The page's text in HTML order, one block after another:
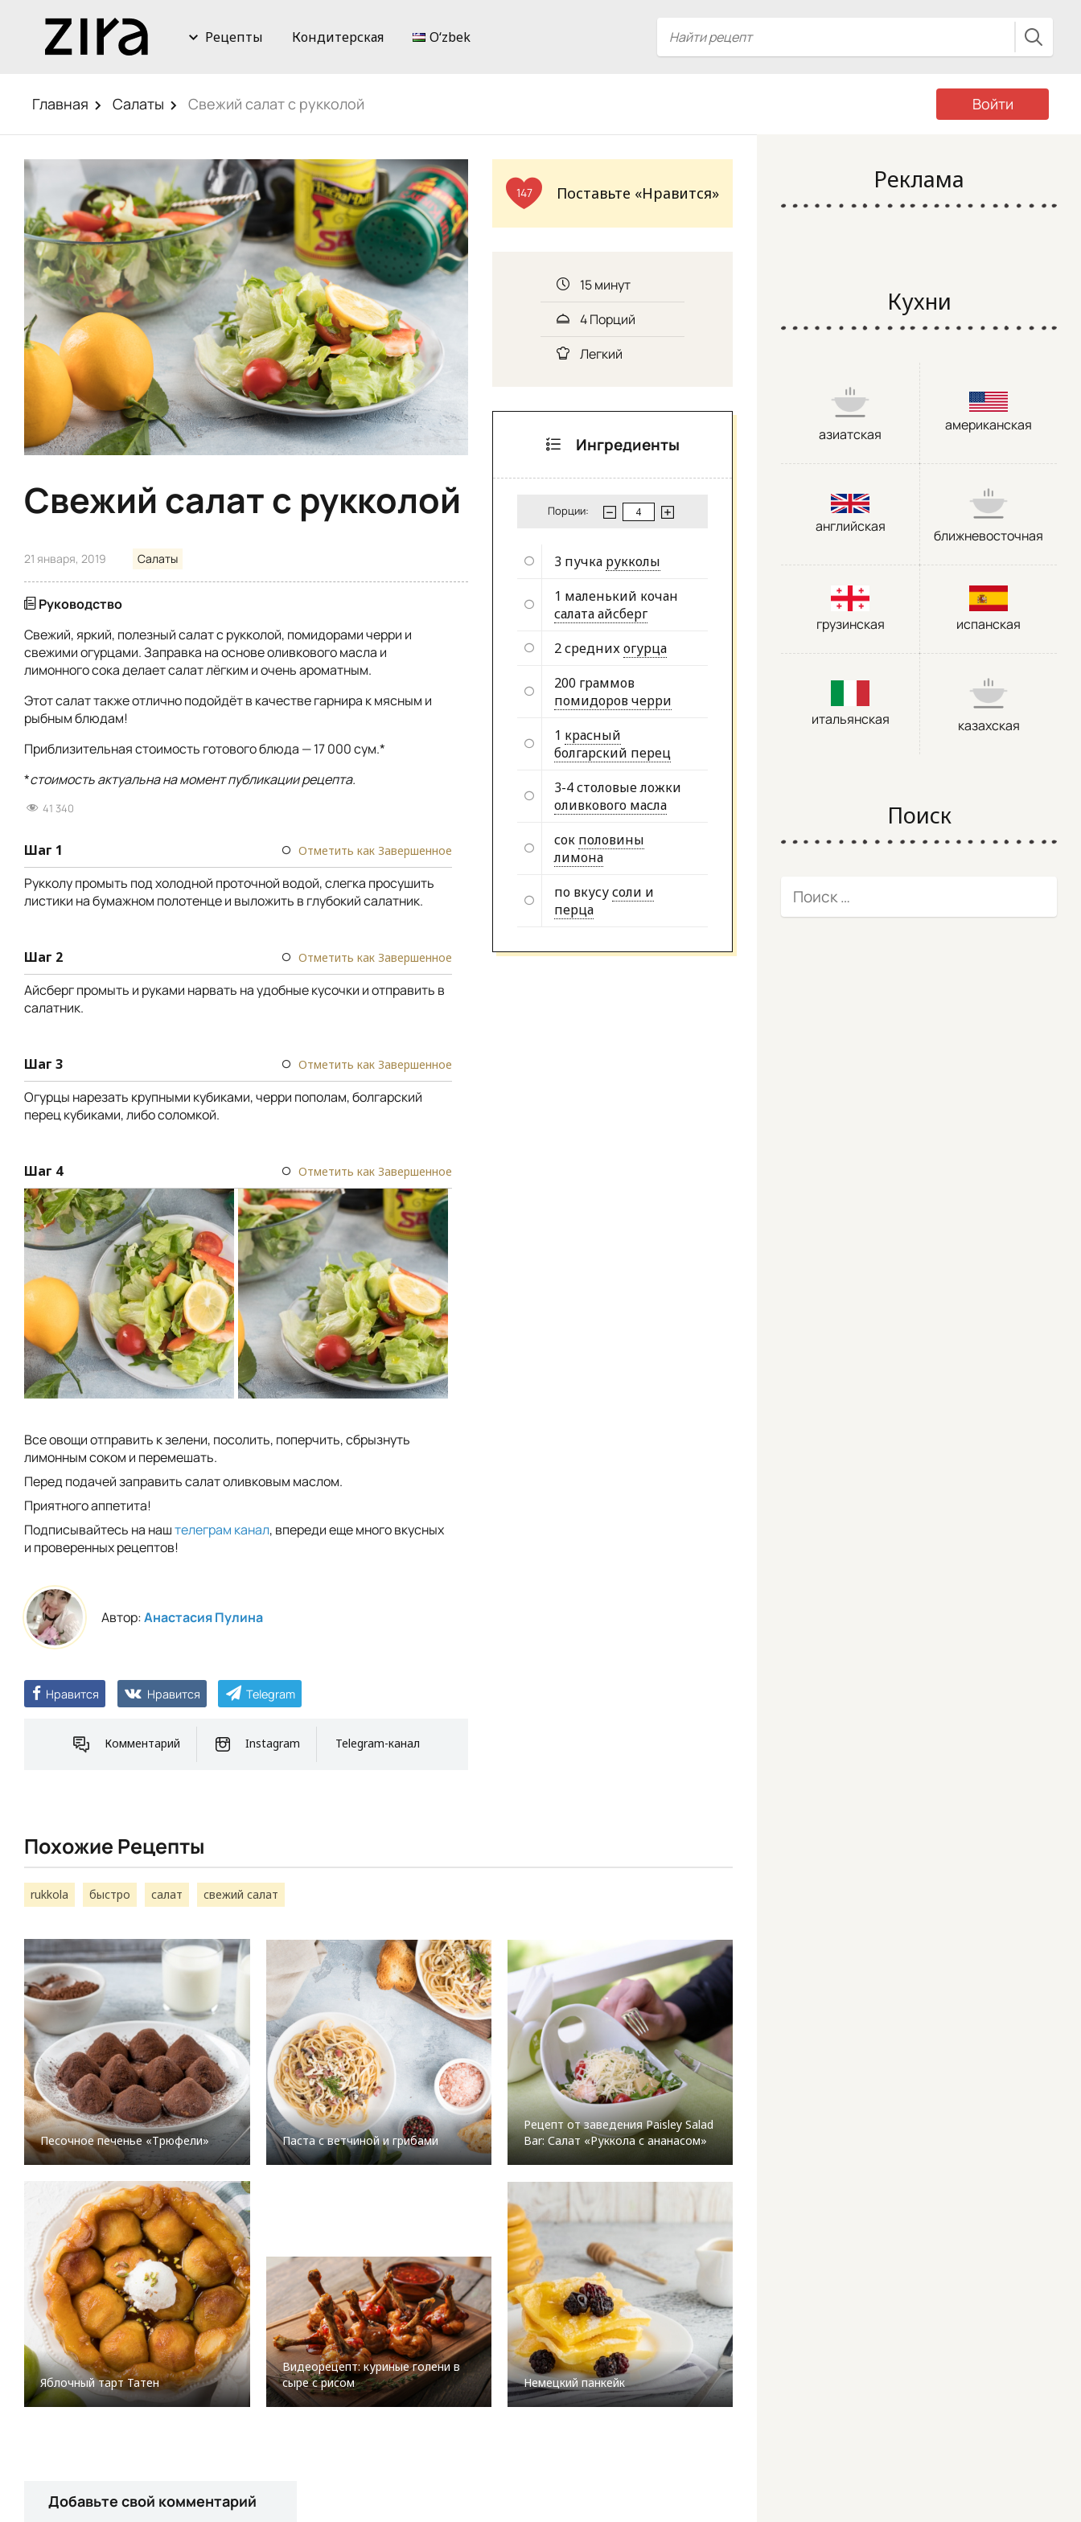
Рецепты Кондитерская Oʻzbek
Главная Салаты Свежий салат с рукколой Войти
Свежий салат с рукколой
21 января, 2019 Салаты
Руководство
Свежий, яркий, полезный салат с рукколой, помидорами черри и
свежими огурцами. Заправка на основе оливкового масла и
лимонного сока делает салат лёгким и очень ароматным.
Этот салат также отлично подойдёт в качестве гарнира к мясным и
рыбным блюдам!
Приблизительная стоимость готового блюда — 17 000 сум.*
*стоимость актуальна на момент публикации рецепта.
41 340
Шаг 1 Отметить как Завершенное
Рукколу промыть под холодной проточной водой, слегка просушить
листики на бумажном полотенце и выложить в глубокий салатник.
Шаг 2 Отметить как Завершенное
Айсберг промыть и руками нарвать на удобные кусочки и отправить в
салатник.
Шаг 3 Отметить как Завершенное
Огурцы нарезать крупными кубиками, черри пополам, болгарский
перец кубиками, либо соломкой.
Шаг 4 Отметить как Завершенное
Все овощи отправить к зелени, посолить, поперчить, сбрызнуть
лимонным соком и перемешать.
Перед подачей заправить салат оливковым маслом.
Приятного аппетита!
Подписывайтесь на наштелеграм канал, впереди еще много вкусных
и проверенных рецептов!
Автор:Анастасия Пулина
Нравится Нравится Telegram
Комментарий Instagram Telegram-канал
147 Поставьте «Нравится»
15 минут
4 Порций
Легкий
Ингредиенты
Порции:
3 пучка рукколы
1 маленький кочан
салата айсберг
2 среднихогурца
200 граммов
помидоров черри
1 красный
болгарский перец
3-4 столовые ложки
оливкового масла
сок половины
лимона
по вкусусоли и
перца
Похожие Рецепты
rukkola быстро салат свежий салат
Песочное печенье «Трюфели» Паста с ветчиной и грибами
Рецепт от заведения Paisley Salad
Bar: Салат «Руккола с ананасом»
Яблочный тарт Татен
Видеорецепт: куриные голени в
сыре с рисом
Немецкий панкейк
Добавьте свой комментарий
Реклама
Кухни
азиатская
американская
английская
ближневосточная
грузинская испанская
итальянская казахская
Поиск